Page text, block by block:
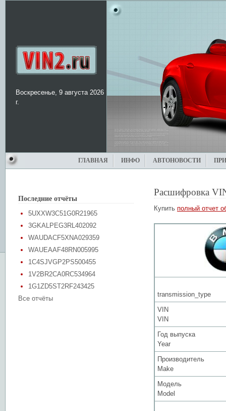
Воскресенье, 9 августа 2026
г.
ГЛАВНАЯ ИНФО АВТОНОВОСТИ
Последние отчёты
5UXXW3C51G0R21965
3GKALPEG3RL402092
WAUDACF5XNA029359
WAUEAAF48RN005995
1C4SJVGP2PS500455
1V2BR2CA0RC534964
1G1ZD5ST2RF243425
Все отчёты
Расшифровка
Купить полный отчет
transmission_type
VIN
VIN
Год выпуска
Year
Производитель
Make
Модель
Model